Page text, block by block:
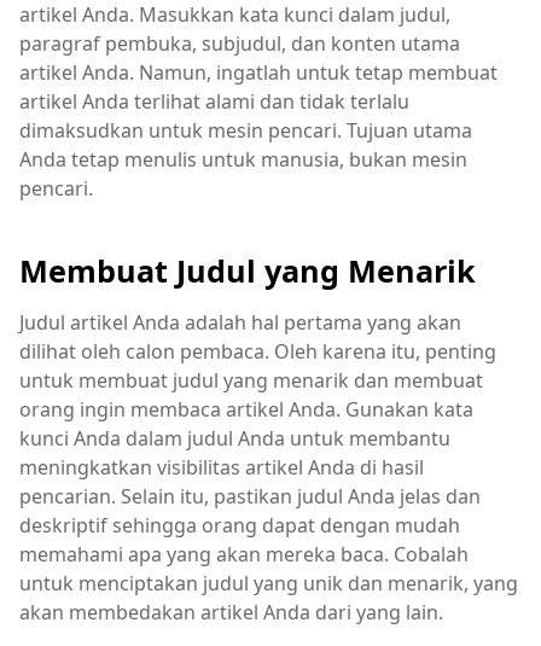
artikel Anda. Masukkan kata kunci dalam judul,
paragraf pembuka, subjudul, dan konten utama
artikel Anda. Namun, ingatlah untuk tetap membuat
artikel Anda terlihat alami dan tidak terlalu
dimaksudkan untuk mesin pencari. Tujuan utama
Anda tetap menulis untuk manusia, bukan mesin
pencari.
Membuat Judul yang Menarik
Judul artikel Anda adalah hal pertama yang akan
dilihat oleh calon pembaca. Oleh karena itu, penting
untuk membuat judul yang menarik dan membuat
orang ingin membaca artikel Anda. Gunakan kata
kunci Anda dalam judul Anda untuk membantu
meningkatkan visibilitas artikel Anda di hasil
pencarian. Selain itu, pastikan judul Anda jelas dan
deskriptif sehingga orang dapat dengan mudah
memahami apa yang akan mereka baca. Cobalah
untuk menciptakan judul yang unik dan menarik, yang
akan membedakan artikel Anda dari yang lain.